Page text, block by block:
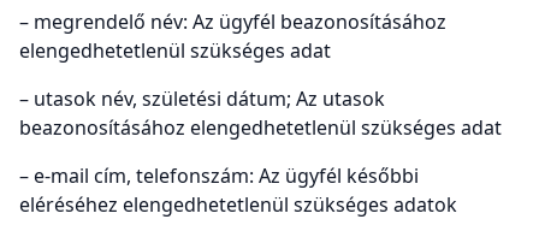
– megrendelő név: Az ügyfél beazonosításához
elengedhetetlenül szükséges adat
– utasok név, születési dátum; Az utasok
beazonosításához elengedhetetlenül szükséges adat
– e-mail cím, telefonszám: Az ügyfél későbbi
eléréséhez elengedhetetlenül szükséges adatok